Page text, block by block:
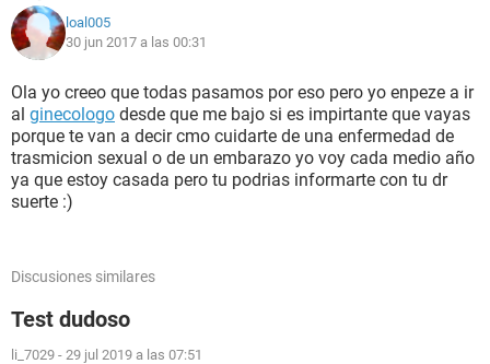
loal005
30 jun 2017 a las 00:31
Ola yo creeo que todas pasamos por eso pero yo enpeze a ir
al ginecologo desde que me bajo si es impirtante que vayas
porque te van a decir cmo cuidarte de una enfermedad de
trasmicion sexual o de un embarazo yo voy cada medio año
ya que estoy casada pero tu podrias informarte con tu dr
suerte :)
Discusiones similares
Test dudoso
li_7029 - 29 jul 2019 a las 07:51